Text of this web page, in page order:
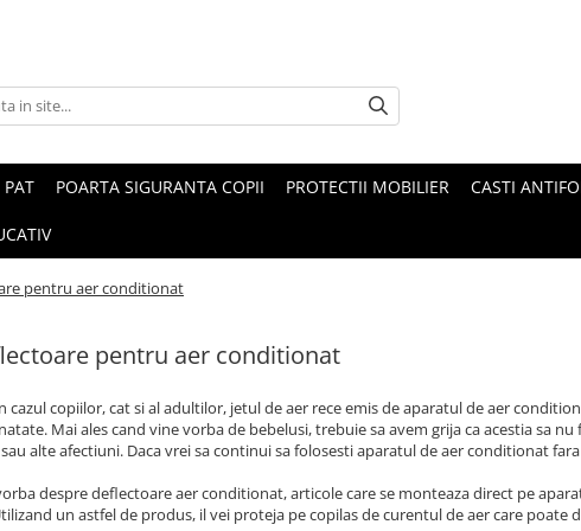
PAT POARTA SIGURANTA COPII PROTECTII MOBILIER CASTI
pentru aer conditionat
pentru aer conditionat
cazul copiilor, cat si al adultilor, jetul de aer rece emis de aparatul de aer
Mai ales cand vine vorba de bebelusi, trebuie sa avem grija ca acestia sa
sau alte afectiuni. Daca vrei sa continui sa folosesti aparatul de aer conditionat
despre deflectoare aer conditionat, articole care se monteaza direct pe
un astfel de produs, il vei proteja pe copilas de curentul de aer care poate